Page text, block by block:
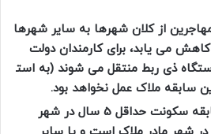
از کلان شهرها به سایر شهرها
کاهش می یابد، برای کارمندان دولت
ذی ربط منتقل می شوند )به است
سابقه ملاک عمل نخواهد بود.
در شهرهای جدید سابقه سکونت حداقل 5 سال در شهر